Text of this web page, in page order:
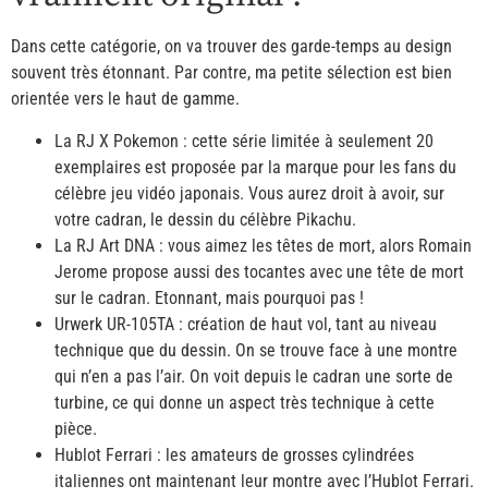
Dans cette catégorie, on va trouver des garde-temps au design
souvent très étonnant. Par contre, ma petite sélection est bien
orientée vers le haut de gamme.
La RJ X Pokemon : cette série limitée à seulement 20
exemplaires est proposée par la marque pour les fans du
célèbre jeu vidéo japonais. Vous aurez droit à avoir, sur
votre cadran, le dessin du célèbre Pikachu.
La RJ Art DNA : vous aimez les têtes de mort, alors Romain
Jerome propose aussi des tocantes avec une tête de mort
sur le cadran. Etonnant, mais pourquoi pas !
Urwerk UR-105TA : création de haut vol, tant au niveau
technique que du dessin. On se trouve face à une montre
qui n’en a pas l’air. On voit depuis le cadran une sorte de
turbine, ce qui donne un aspect très technique à cette
pièce.
Hublot Ferrari : les amateurs de grosses cylindrées
italiennes ont maintenant leur montre avec l’Hublot Ferrari.